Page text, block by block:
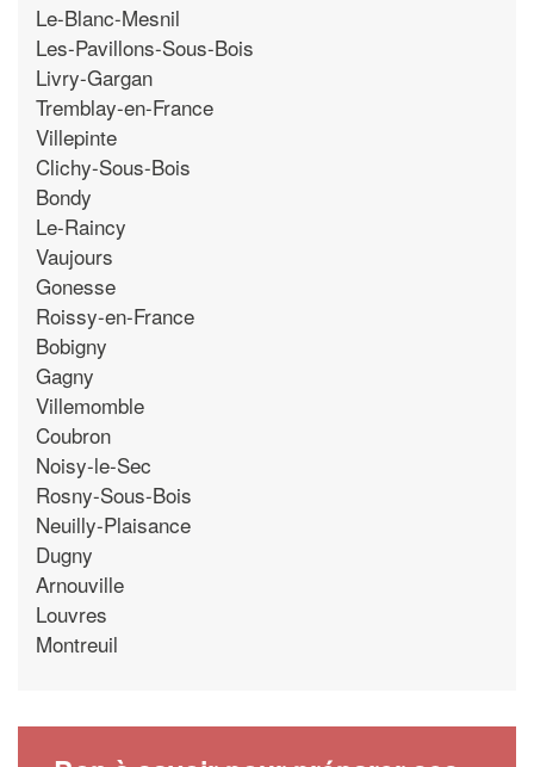
Le-Blanc-Mesnil
Les-Pavillons-Sous-Bois
Livry-Gargan
Tremblay-en-France
Villepinte
Clichy-Sous-Bois
Bondy
Le-Raincy
Vaujours
Gonesse
Roissy-en-France
Bobigny
Gagny
Villemomble
Coubron
Noisy-le-Sec
Rosny-Sous-Bois
Neuilly-Plaisance
Dugny
Arnouville
Louvres
Montreuil